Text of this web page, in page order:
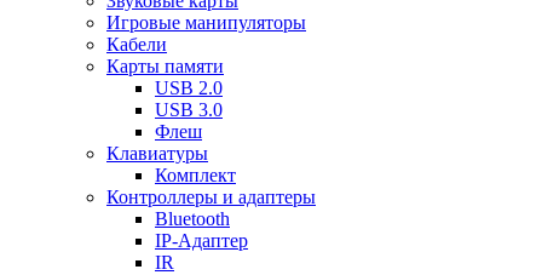
Игровые манипуляторы
Кабели
Карты памяти
USB 2.0
USB 3.0
Флеш
Клавиатуры
Комплект
Контроллеры и адаптеры
Bluetooth
IP-Адаптер
IR